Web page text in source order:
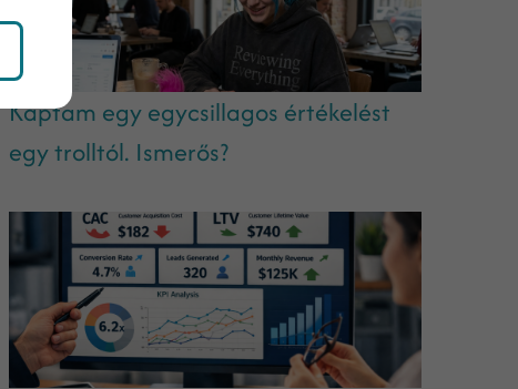
Kaptam egy egycsillagos értékelést
egy trolltól. Ismerős?